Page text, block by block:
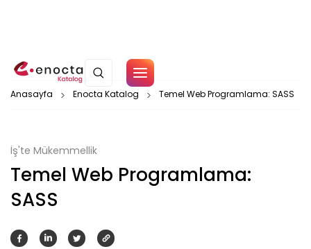
Çerez Politikamız
Anasayfa Enocta Katalog Temel Web Programlama: SASS
İş'te Mükemmellik
Temel Web Programlama:
SASS